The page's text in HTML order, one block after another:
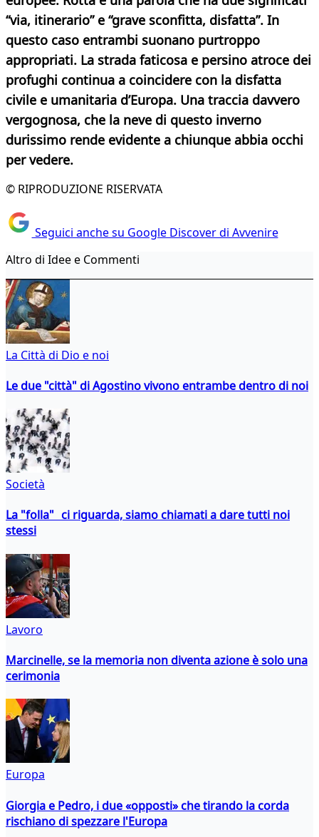
“via, itinerario” e “grave sconfitta, disfatta”. In
questo caso entrambi suonano purtroppo
appropriati. La strada faticosa e persino atroce dei
profughi continua a coincidere con la disfatta
civile e umanitaria d’Europa. Una traccia davvero
vergognosa, che la neve di questo inverno
durissimo rende evidente a chiunque abbia occhi
per vedere.
© RIPRODUZIONE RISERVATA
Seguici anche su Google Discover di Avvenire
Altro di Idee e Commenti
La Città di Dio e noi
Le due "città" di Agostino vivono entrambe dentro di noi
Società
La "folla" ci riguarda, siamo chiamati a dare tutti noi
stessi
Lavoro
Marcinelle, se la memoria non diventa azione è solo una
cerimonia
Europa
Giorgia e Pedro, i due «opposti» che tirando la corda
rischiano di spezzare l'Europa